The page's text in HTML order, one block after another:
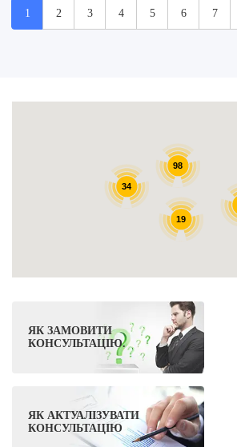
98
34
19
ЯК ЗАМОВИТИ
КОНСУЛЬТАЦІЮ.
ЯК АКТУАЛІЗУВАТИ
КОНСУЛЬТАЦІЮ
1 2 3 4 5 6 7